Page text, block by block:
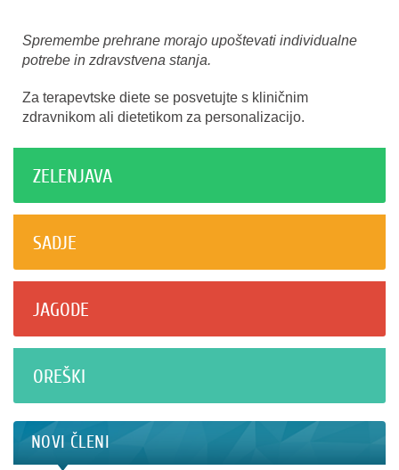
Spremembe prehrane morajo upoštevati individualne
potrebe in zdravstvena stanja.
Za terapevtske diete se posvetujte s kliničnim
zdravnikom ali dietetikom za personalizacijo.
ZELENJAVA
SADJE
JAGODE
OREŠKI
NOVI ČLENI